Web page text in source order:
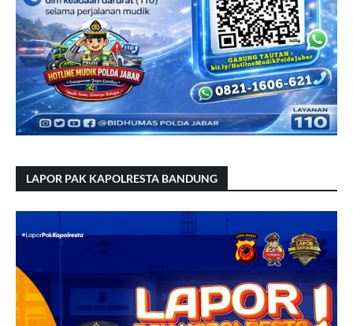
LAPOR PAK KAPOLRESTA BANDUNG